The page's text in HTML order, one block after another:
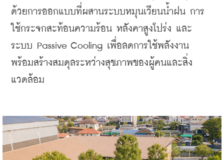
ด้วยการออกแบบที่ผสานระบบหมุนเวียนน้ำฝน การ
ใช้กระจกสะท้อนความร้อน หลังคาสูงโปร่ง และ
ระบบ Passive Cooling เพื่อลดการใช้พลังงาน
พร้อมสร้างสมดุลระหว่างสุขภาพของผู้คนและสิ่ง
แวดล้อม